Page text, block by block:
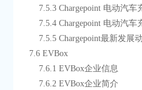
7.5.3 Chargepoint 电
7.5.4 Chargepoint
7.5.5 Chargepoint最新发展
    7.6 EVBox
        7.6.1 EVBox企业信息
        7.6.2 EVBox企业简介